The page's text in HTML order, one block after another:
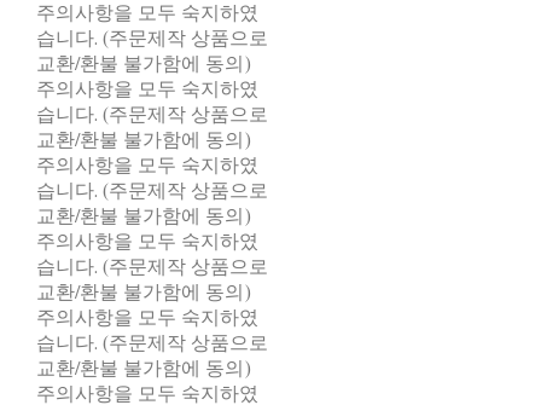
주의사항을 모두 숙지하였
습니다. (주문제작 상품으로
교환/환불 불가함에 동의)
주의사항을 모두 숙지하였
습니다. (주문제작 상품으로
교환/환불 불가함에 동의)
주의사항을 모두 숙지하였
습니다. (주문제작 상품으로
교환/환불 불가함에 동의)
주의사항을 모두 숙지하였
습니다. (주문제작 상품으로
교환/환불 불가함에 동의)
주의사항을 모두 숙지하였
습니다. (주문제작 상품으로
교환/환불 불가함에 동의)
주의사항을 모두 숙지하였